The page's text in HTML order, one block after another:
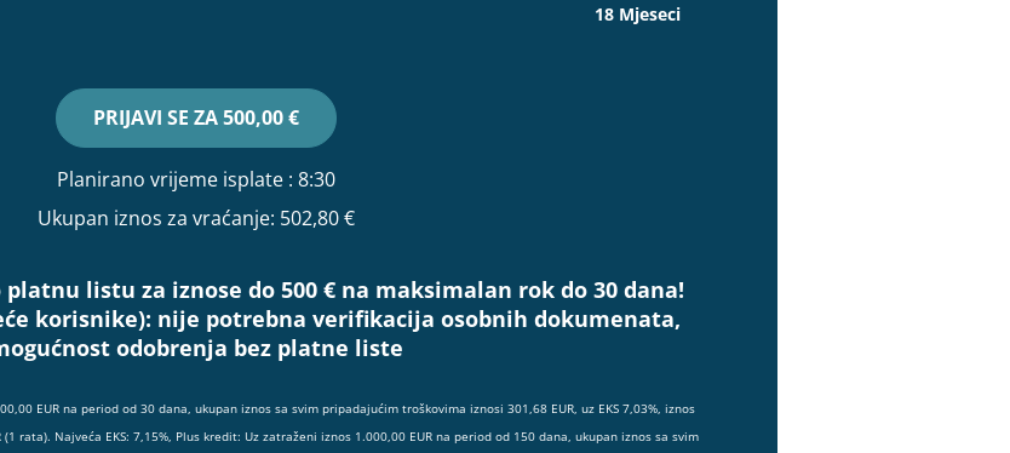
18 Mjeseci
PRIJAVI SE ZA500,00 €
Planirano vrijeme isplate : 8:30
Ukupan iznos za vraćanje: 502,80 €
listu za iznose do 500 € na maksimalan rok do 30 dana!
korisnike): nije potrebna verifikacija osobnih dokumenata,
odobrenja bez platne liste
EUR na period od 30 dana, ukupan iznos sa svim pripadajućim troškovima iznosi 301,68 EUR, uz EKS 7,03%, iznos
rata). Najveća EKS: 7,15%, Plus kredit: Uz zatraženi iznos 1.000,00 EUR na period od 150 dana, ukupan iznos sa svim